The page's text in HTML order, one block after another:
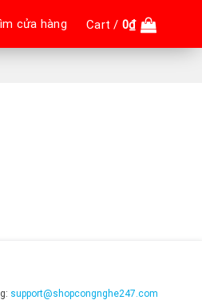
cửa hàng Cart /0₫
support@shopcongnghe247.com